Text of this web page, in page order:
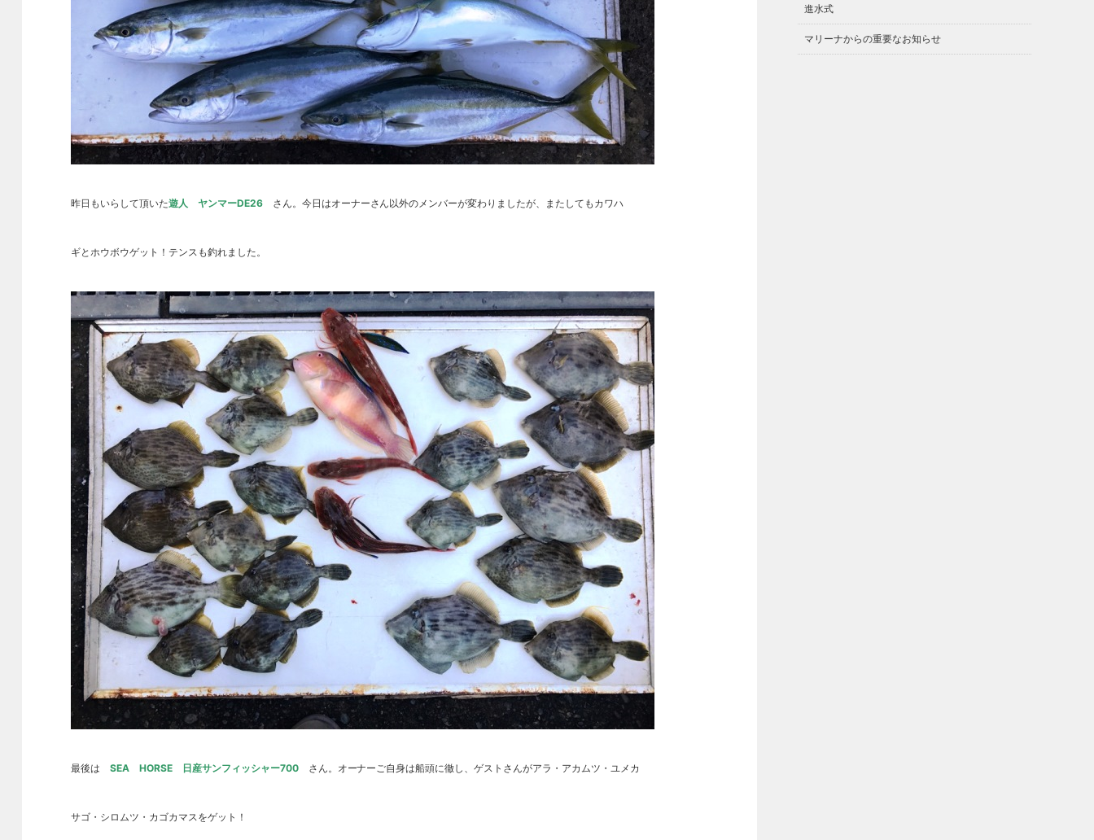
昨日もいらして頂いた遊人 ヤンマーDE26さん。今日はオーナーさん以外のメンバーが変わりましたが、またしてもカワハ
ギとホウボウゲット！テンスも釣れました。
最後は SEA HORSE 日産サンフィッシャー700さん。オーナーご自身は船頭に徹し、ゲストさんがアラ・アカムツ・ユメカ
サゴ・シロムツ・カゴカマスをゲット！
進水式
マリーナからの重要なお知らせ